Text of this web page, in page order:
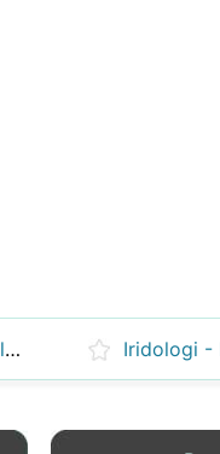
Kan nærsynthet korrigeres uten briller?